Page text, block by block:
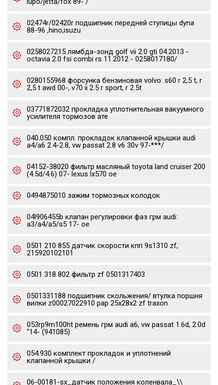
02474r/02420r подшипник передней ступицы dyna
88-96 ,hino,isuzu
0258027215 лямбда-зонд golf vii 2.0 gti 04.2013 -
octavia 2.0 fsi combi rs 11.2012 - 0258017180/
0280155968 форсунка бензиновая volvo: s60 r 2,5 t, r
2,5 t awd 00-, v70 ii 2.5 r sport, r 2.5t
03771872032 прокладка уплотнительная вакуумного
усилителя тормозов ате
040.050 компл. прокладок клапанной крышки audi
a4/a6 2.4-2.8, vw passat 2.8 v6 30v 97-***/
04152-38020 фильтр масляный toyota land cruiser 200
(4.5d/4.6) 07- lexus lx570 oe
0494875010 зажим тормозных колодок
04l906455b клапан регулировки фаз грм audi:
a3/a4/a5/s5 17- oe
0501 210 855 датчик скорости кпп 9s1310 zf,
215920102101
0501 318 802 фильтр zf 0501317403
0501331188 подшипник скольжения/ втулка поршня
вилки z00027022910 pap 25x28x2 zf traxon
053rp9m100ht ремень грм audi a6, vw passat 1.6d, 2.0d
"14- (941085)
054.930 комплект прокладок и уплотнений
клапанной крышки /
06-00181-sx_датчик положения коленвала_\\